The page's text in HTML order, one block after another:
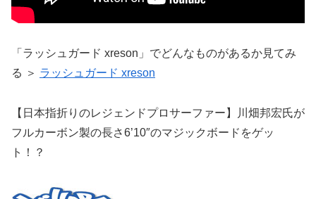
「ラッシュガード xreson」でどんなものがあるか見てみ
る ＞ ラッシュガード xreson
【日本指折りのレジェンドプロサーファー】川畑邦宏氏が
フルカーボン製の長さ6’10″のマジックボードをゲッ
ト！？